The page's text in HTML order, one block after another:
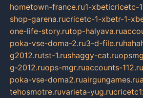
hometown-france.ru1-xbeticricetc-
shop-garena.rucricetc-1-xbetr-1-
one-life-story.rutop-halyava.ru
poka-vse-doma-2.ru3-d-file.ru
g2012.rutst-1.rushaggy-cat.ru
g-2012.ruops-mgr.ruaccounts-112.ru
poka-vse-doma2.ruairgungames.ru
tehosmotre.ruvarieta-yug.ru